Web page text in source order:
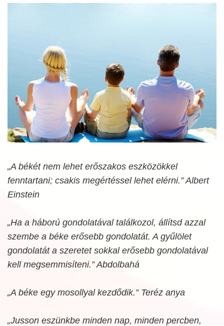
„A békét nem lehet erőszakos eszközökkel
fenntartani; csakis megértéssel lehet elérni.” Albert
Einstein
„Ha a háború gondolatával találkozol, állítsd azzal
szembe a béke erősebb gondolatát. A gyűlölet
gondolatát a szeretet sokkal erősebb gondolatával
kell megsemmisíteni.” Abdolbahá
„A béke egy mosollyal kezdődik.” Teréz anya
„Jusson eszünkbe minden nap, minden percben,